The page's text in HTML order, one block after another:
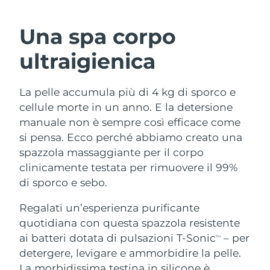
Una spa corpo
ultraigienica
La pelle accumula più di 4 kg di sporco e
cellule morte in un anno. E la detersione
manuale non è sempre così efficace come
si pensa. Ecco perché abbiamo creato una
spazzola massaggiante per il corpo
clinicamente testata per rimuovere il 99%
di sporco e sebo.
Regalati un’esperienza purificante
quotidiana con questa spazzola resistente
ai batteri dotata di pulsazioni T-SonicTM
– per
detergere, levigare e ammorbidire la pelle.
Detersione viso
LUNA™ 4 pacchetto
Anti-aging massage
LUNA™ 4 Plus
Massage, LED heating
LUNA™ 4 Men
For men, anti-aging massage
Lifting viso
BEAR™ 2 pacchetto
Microcurrent toning
BEAR™ 2 go
Microcurrent toning on-the-go
BEAR™ 2 eyes & lips
Microcurrent line smoothing device
Idratazione
UFO™ 3 pacchetto
Deep facial hydration
UFO™ 3 LED
Near-infrared and red light therapy
device
Igiene orale
issa™ 4
Hybrid silicone sonic toothbrush
issa™ 4 plus
Smart hybrid silicone sonic toothbrush
TRATTAMENTI ANTI-AGE FAQ™
Anti-age Trattamenti LED
NEW
Bahrein Consegna stimata
Bermuda Consegna stimata16/08/2026
Bosnia ed
Erzegovina
Consegna stimata13/08/2026
Brunei Consegna stimata 15/08/2026
Bulgaria Consegna stimata
Canada Consegna stimata14/08/2026
Cile Consegna stimata14/08/2026